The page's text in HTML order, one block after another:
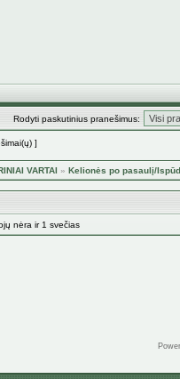
Rodyti paskutinius pranešimus:
]
VARTAI » Kelionės po pasaulį/
nėra ir 1 svečias